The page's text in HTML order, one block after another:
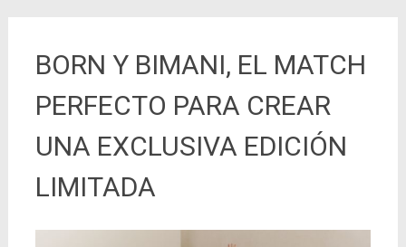
BORN Y BIMANI, EL MATCH
PERFECTO PARA CREAR
UNA EXCLUSIVA EDICIÓN
LIMITADA